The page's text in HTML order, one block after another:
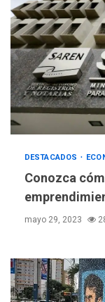
DESTACADOS
Conozca
mayo 29, 2023